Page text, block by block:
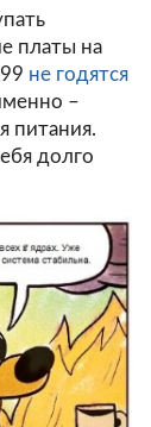
платы на
не годятся
–
питания.
долго